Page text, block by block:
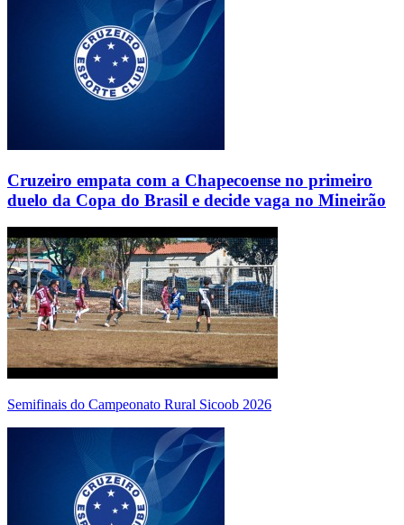
Cruzeiro empata com a Chapecoense no primeiro
duelo da Copa do Brasil e decide vaga no Mineirão
Semifinais do Campeonato Rural Sicoob 2026